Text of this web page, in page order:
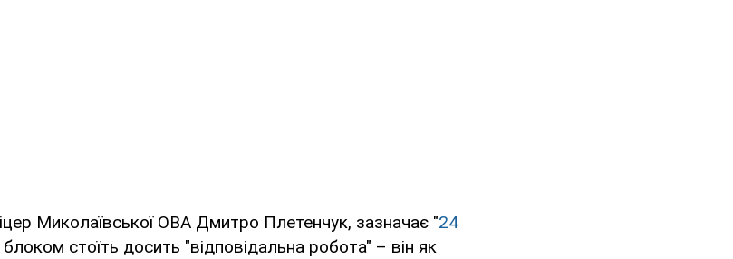
Миколаївської ОВА Дмитро Плетенчук, зазначає "24
стоїть досить "відповідальна робота" – він як